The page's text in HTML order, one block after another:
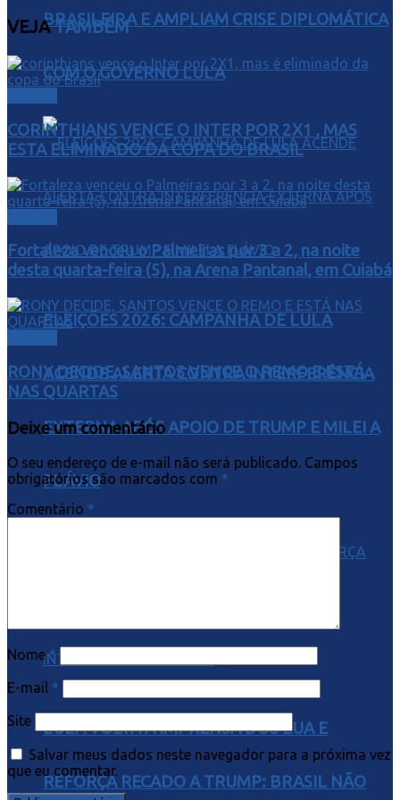
BRASILEIRA E AMPLIAM CRISE DIPLOMÁTICA
COM O GOVERNO LULA
ELEIÇÕES 2026: CAMPANHA DE LULA
ACENDE ALERTA CONTRA INTERFERÊNCIA
EXTERNA APÓS APOIO DE TRUMP E MILEI A
FLÁVIO
LULA VOLTA À IMPRENSA DOS EUA E
REFORÇA RECADO A TRUMP: BRASIL NÃO
VEJATAMBÉM
CORINTHIANS VENCE O INTER POR 2X1 , MAS
ESTA ELIMINADO DA COPA DO BRASIL
Fortaleza venceu o Palmeiras por 3 a 2, na noite
desta quarta-feira (5), na Arena Pantanal, em Cuiabá
RONY DECIDE, SANTOS VENCE O REMO E ESTÁ
NAS QUARTAS
Deixe um comentário
O seu endereço de e-mail não será publicado. Campos
obrigatórios são marcados com *
Comentário *
Nome*
E-mail *
Site
Salvar meus dados neste navegador para a próxima vez
que eu comentar.